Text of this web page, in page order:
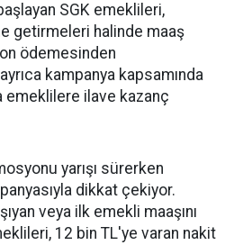
SGK emeklileri,
getirmeleri halinde maaş
ödemesinden
kampanya kapsamında
emeklilere ilave kazanç
yarışı sürerken
dikkat çekiyor.
veya ilk emekli maaşını
12 bin TL'ye varan nakit